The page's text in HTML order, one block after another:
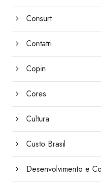
Consurt
Contatri
Copin
Cores
Cultura
Custo Brasil
Desenvolvimento e